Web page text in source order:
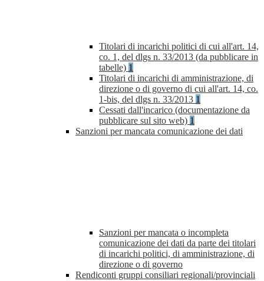
Titolari di incarichi politici di cui all'art. 14,
co. 1, del dlgs n. 33/2013 (da pubblicare in
tabelle) 1
Titolari di incarichi di amministrazione, di
direzione o di governo di cui all'art. 14, co.
1-bis, del dlgs n. 33/2013 1
Cessati dall'incarico (documentazione da
pubblicare sul sito web) 1
Sanzioni per mancata comunicazione dei dati
Sanzioni per mancata o incompleta
comunicazione dei dati da parte dei titolari
di incarichi politici, di amministrazione, di
direzione o di governo
Rendiconti gruppi consiliari regionali/provinciali